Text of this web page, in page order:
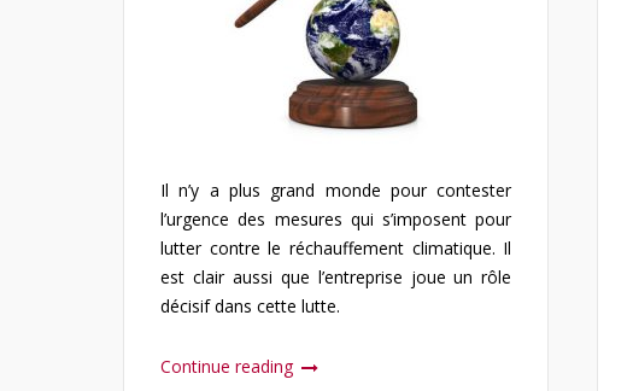
Il n’y a plus grand monde pour contester
l’urgence des mesures qui s’imposent pour
lutter contre le réchauffement climatique. Il
est clair aussi que l’entreprise joue un rôle
décisif dans cette lutte.
Continue reading